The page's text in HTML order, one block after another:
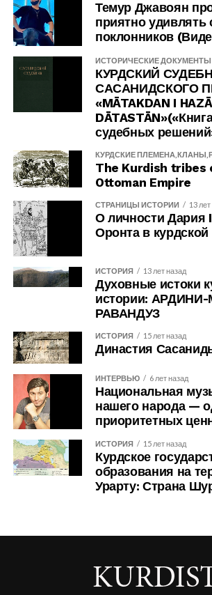
Темур Джавоян
приятно удивлять
поклонников
ИСТОРИЧЕСКИЕ ДОКУМЕНТЫ
КУРДСКИЙ
САСАНИДСКОГО
«MĀTAKDAN I
судебных
КУРДСКИЕ
The Kurdish tribes
Ottoman Empire
СТРАНИЦЫ ИСТОРИИ 13
О личности Дария
Оронта в курдской
ИСТОРИЯ 13 лет назад
Духовные истоки
истории:
РАВАНДУЗ
ИСТОРИЯ 15 лет назад
Династия
ИНТЕРВЬЮ 6 лет назад
Национальная
нашего народа —
приоритетных
ИСТОРИЯ 15 лет назад
Курдское
образования на
Урарту: Страна